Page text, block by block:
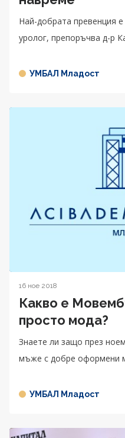
Най-добрата превенция
уролог, препоръчва д-р
УМБАЛ Младост
16 ное 2018
Какво е
просто мода?
Знаете ли защо през
мъже с добре оформени
УМБАЛ Младост